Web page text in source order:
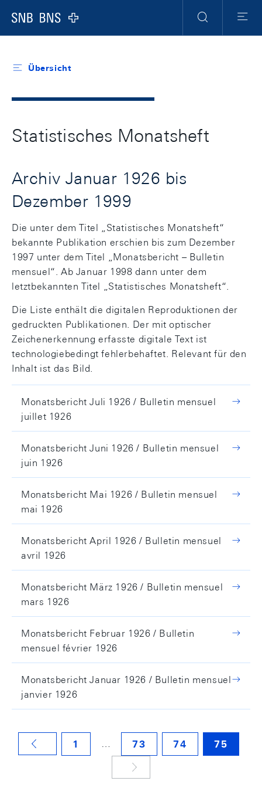
Logo
Navigation
Suche Menu
Übersicht
Statistisches Monatsheft
Archiv Januar 1926 bis
Dezember 1999
Die unter dem Titel „Statistisches Monatsheft“
bekannte Publikation erschien bis zum Dezember
1997 unter dem Titel „Monatsbericht – Bulletin
mensuel“. Ab Januar 1998 dann unter dem
letztbekannten Titel „Statistisches Monatsheft“.
Die Liste enthält die digitalen Reproduktionen der
gedruckten Publikationen. Der mit optischer
Zeichenerkennung erfasste digitale Text ist
technologiebedingt fehlerbehaftet. Relevant für den
Inhalt ist das Bild.
Monatsbericht Juli 1926 / Bulletin mensuel
juillet 1926
Monatsbericht Juni 1926 / Bulletin mensuel
juin 1926
Monatsbericht Mai 1926 / Bulletin mensuel
mai 1926
Monatsbericht April 1926 / Bulletin mensuel
avril 1926
Monatsbericht März 1926 / Bulletin mensuel
mars 1926
Monatsbericht Februar 1926 / Bulletin
mensuel février 1926
Monatsbericht Januar 1926 / Bulletin mensuel
janvier 1926
1 73 74 75